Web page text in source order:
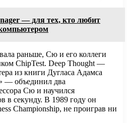
— для тех, кто любит
раньше, Сю и его коллеги
ChipTest. Deep Thought —
из книги Дугласа Адамса
— объединил два
Сю и научился
в секунду. В 1989 году он
Championship, не проиграв ни